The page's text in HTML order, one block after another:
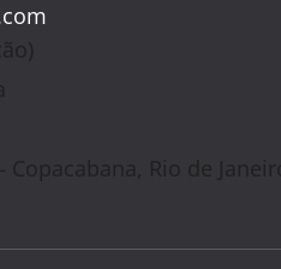
Copacabana, Rio de